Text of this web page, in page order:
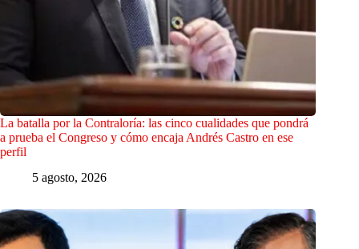
La batalla por la Contraloría: las cinco cualidades que pondrá
a prueba el Congreso y cómo encaja Andrés Castro en ese
perfil
5 agosto, 2026